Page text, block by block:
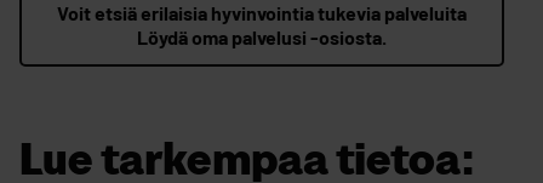
Voit etsiä erilaisia hyvinvointia tukevia palveluita
Löydä oma palvelusi -osiosta.
Lue tarkempaa tietoa: